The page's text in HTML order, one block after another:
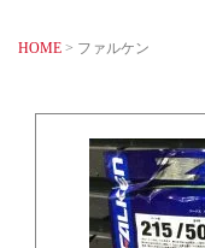
HOME > ファルケン